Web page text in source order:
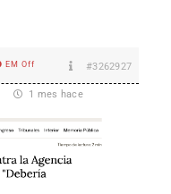
EM Off #3262927
1 mes hace